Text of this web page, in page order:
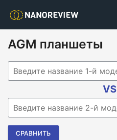
AGM планшеты
VS